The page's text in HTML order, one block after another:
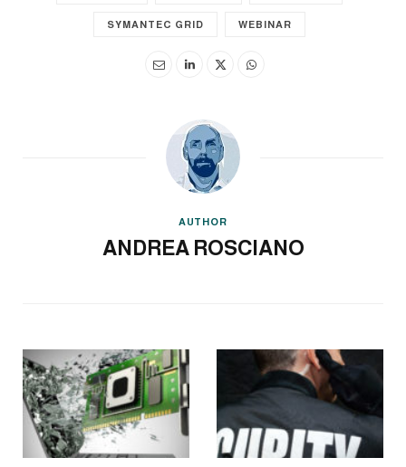
SYMANTEC GRID WEBINAR
AUTHOR
ANDREA ROSCIANO